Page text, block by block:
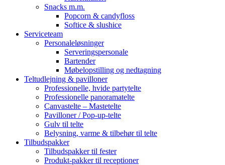
Snacks m.m.
Popcorn & candyfloss
Softice & slushice
Serviceteam
Personaleløsninger
Serveringspersonale
Bartender
Møbelopstilling og nedtagning
Teltudlejning & pavilloner
Professionelle, hvide partytelte
Professionelle panoramatelte
Canvastelte – Mastetelte
Pavilloner / Pop-up-telte
Gulv til telte
Belysning, varme & tilbehør til telte
Tilbudspakker
Tilbudspakker til fester
Produkt-pakker til receptioner